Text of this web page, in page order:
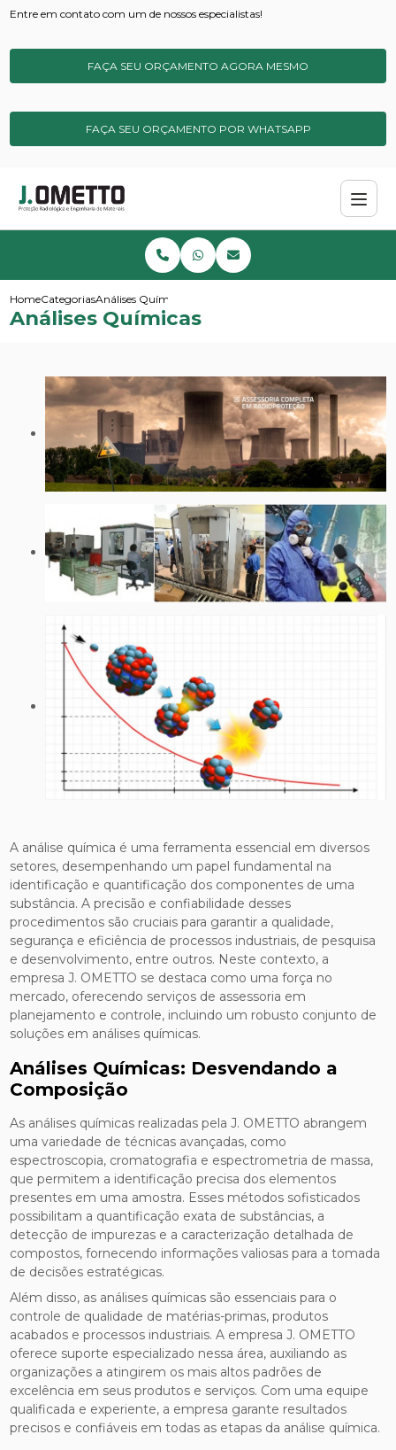
Entre em contato com um de nossos especialistas!
FAÇA SEU ORÇAMENTO AGORA MESMO
FAÇA SEU ORÇAMENTO POR WHATSAPP
HomeCategoriasAnálises Químicas
Análises Químicas
A análise química é uma ferramenta essencial em diversos
setores, desempenhando um papel fundamental na
identificação e quantificação dos componentes de uma
substância. A precisão e confiabilidade desses
procedimentos são cruciais para garantir a qualidade,
segurança e eficiência de processos industriais, de pesquisa
e desenvolvimento, entre outros. Neste contexto, a
empresa J. OMETTO se destaca como uma força no
mercado, oferecendo serviços de assessoria em
planejamento e controle, incluindo um robusto conjunto de
soluções em análises químicas.
Análises Químicas: Desvendando a
Composição
As análises químicas realizadas pela J. OMETTO abrangem
uma variedade de técnicas avançadas, como
espectroscopia, cromatografia e espectrometria de massa,
que permitem a identificação precisa dos elementos
presentes em uma amostra. Esses métodos sofisticados
possibilitam a quantificação exata de substâncias, a
detecção de impurezas e a caracterização detalhada de
compostos, fornecendo informações valiosas para a tomada
de decisões estratégicas.
Além disso, as análises químicas são essenciais para o
controle de qualidade de matérias-primas, produtos
acabados e processos industriais. A empresa J. OMETTO
oferece suporte especializado nessa área, auxiliando as
organizações a atingirem os mais altos padrões de
excelência em seus produtos e serviços. Com uma equipe
qualificada e experiente, a empresa garante resultados
precisos e confiáveis em todas as etapas da análise química.